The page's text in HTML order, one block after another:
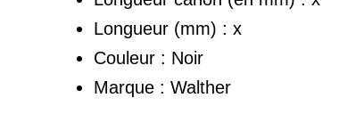
Longueur (mm) : x
Couleur : Noir
Marque : Walther